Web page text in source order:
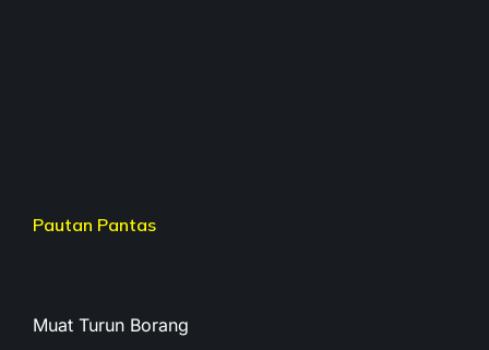
Pautan Pantas
Muat Turun Borang